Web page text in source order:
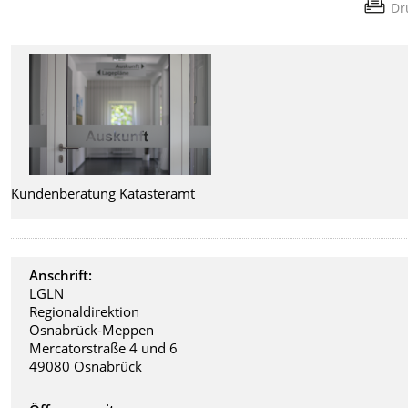
Kundenberatung Katasteramt
Anschrift:
LGLN
Regionaldirektion
Osnabrück-Meppen
Mercatorstraße 4 und 6
49080 Osnabrück